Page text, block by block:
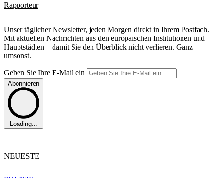
Rapporteur
Unser täglicher Newsletter, jeden Morgen direkt in Ihrem Postfach.
Mit aktuellen Nachrichten aus den europäischen Institutionen und
Hauptstädten – damit Sie den Überblick nicht verlieren. Ganz
umsonst.
Geben Sie Ihre E-Mail ein
Abonnieren
Loading...
NEUESTE